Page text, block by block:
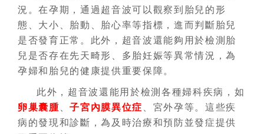
況。在孕期，通過超音波可以觀察到胎兒的形
態、大小、胎動、胎心率等指標，進而判斷胎兒
是否發育正常。此外，超音波還能夠用於檢測胎
兒是否存在先天畸形、多胎妊娠等異常情況，為
孕婦和胎兒的健康提供重要保障。
此外，超音波還能用於檢測各種婦科疾病，如
卵巢囊腫 、子宮內膜異位症
、宮外孕等。這些疾
病的發現和診斷，為及時治療和預防並發症提供